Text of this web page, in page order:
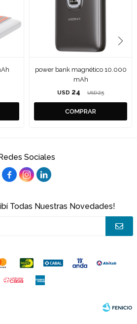
power bank magnético 10.000
mAh
USD 24 USD 25
Sociales
  
Todas Nuestras Novedades!